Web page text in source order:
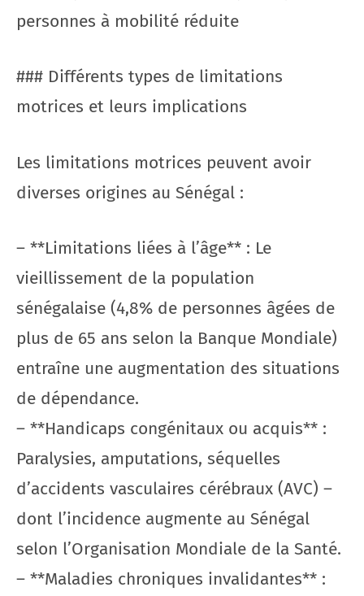
personnes à mobilité réduite
### Différents types de limitations
motrices et leurs implications
Les limitations motrices peuvent avoir
diverses origines au Sénégal :
– **Limitations liées à l’âge** : Le
vieillissement de la population
sénégalaise (4,8% de personnes âgées de
plus de 65 ans selon la Banque Mondiale)
entraîne une augmentation des situations
de dépendance.
– **Handicaps congénitaux ou acquis** :
Paralysies, amputations, séquelles
d’accidents vasculaires cérébraux (AVC) –
dont l’incidence augmente au Sénégal
selon l’Organisation Mondiale de la Santé.
– **Maladies chroniques invalidantes** :